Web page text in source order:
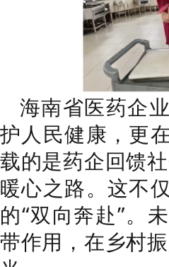
海南省医药企
护人民健康，更
载的是药企回馈
暖心之路。这不
的“双向奔赴”。
带作用，在乡村